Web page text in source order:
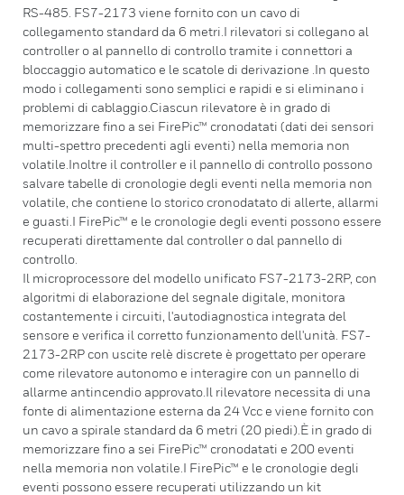
RS-485. FS7-2173 viene fornito con un cavo di
collegamento standard da 6 metri.I rilevatori si collegano al
controller o al pannello di controllo tramite i connettori a
bloccaggio automatico e le scatole di derivazione .In questo
modo i collegamenti sono semplici e rapidi e si eliminano i
problemi di cablaggio.Ciascun rilevatore è in grado di
memorizzare fino a sei FirePic™ cronodatati (dati dei sensori
multi-spettro precedenti agli eventi) nella memoria non
volatile.Inoltre il controller e il pannello di controllo possono
salvare tabelle di cronologie degli eventi nella memoria non
volatile, che contiene lo storico cronodatato di allerte, allarmi
e guasti.I FirePic™ e le cronologie degli eventi possono essere
recuperati direttamente dal controller o dal pannello di
controllo.
Il microprocessore del modello unificato FS7-2173-2RP, con
algoritmi di elaborazione del segnale digitale, monitora
costantemente i circuiti, l'autodiagnostica integrata del
sensore e verifica il corretto funzionamento dell'unità. FS7-
2173-2RP con uscite relè discrete è progettato per operare
come rilevatore autonomo e interagire con un pannello di
allarme antincendio approvato.Il rilevatore necessita di una
fonte di alimentazione esterna da 24 Vcc e viene fornito con
un cavo a spirale standard da 6 metri (20 piedi).È in grado di
memorizzare fino a sei FirePic™ cronodatati e 200 eventi
nella memoria non volatile.I FirePic™ e le cronologie degli
eventi possono essere recuperati utilizzando un kit